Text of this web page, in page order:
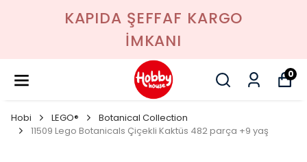
KAPIDA ŞEFFAF KARGO
İMKANI
0
Hobi LEGO®
Botanical Collection
11509 Lego Botanicals Çiçekli Kaktüs 482 parça +9 yaş